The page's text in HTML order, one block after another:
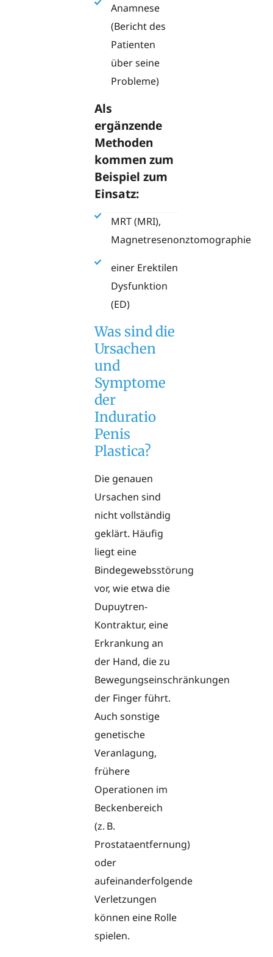
Anamnese
(Bericht des
Patienten
über seine
Probleme)
Als
ergänzende
Methoden
kommen zum
Beispiel zum
Einsatz:
MRT (MRI),
Magnetresenonztomographie
einer Erektilen
Dysfunktion
(ED)
Was sind die
Ursachen
und
Symptome
der
Induratio
Penis
Plastica?
Die genauen
Ursachen sind
nicht vollständig
geklärt. Häufig
liegt eine
Bindegewebsstörung
vor, wie etwa die
Dupuytren-
Kontraktur, eine
Erkrankung an
der Hand, die zu
Bewegungseinschränkungen
der Finger führt.
Auch sonstige
genetische
Veranlagung,
frühere
Operationen im
Beckenbereich
(z. B.
Prostataentfernung)
oder
aufeinanderfolgende
Verletzungen
können eine Rolle
spielen.